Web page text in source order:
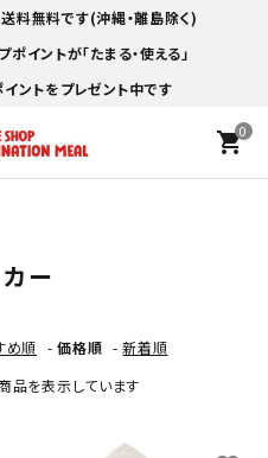
料無料です(沖縄・離島除く)
イントが「たまる・使える」
ントをプレゼント中です
0
shopping_cart
ー
め順 -価格順 -新着順
を表示しています